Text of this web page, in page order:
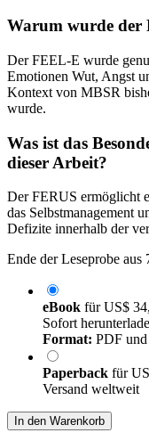
Warum wurde der
Der FEEL-E wurde
Emotionen Wut, Angst
Kontext von MBSR
wurde.
Was ist das
dieser Arbeit?
Der FERUS ermöglicht
das Selbstmanagement
Defizite innerhalb der
Ende der Leseprobe aus
eBook fürUS$
Sofort
Format: PDF
Paperback für
Versand weltweit
In den Warenkorb